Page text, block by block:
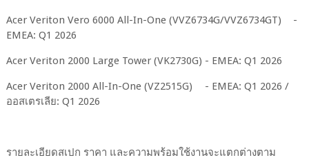
Acer Veriton Vero 6000 All-In-One (VVZ6734G/VVZ6734GT)
-
EMEA: Q1 2026
Acer Veriton 2000 Large Tower (VK2730G) - EMEA: Q1 2026
Acer Veriton 2000 All-In-One (VZ2515G)
- EMEA: Q1 2026 /
ออสเตรเลีย: Q1 2026
รายละเอียดสเปก ราคา และความพร้อมใช้งานจะแตกต่างตาม